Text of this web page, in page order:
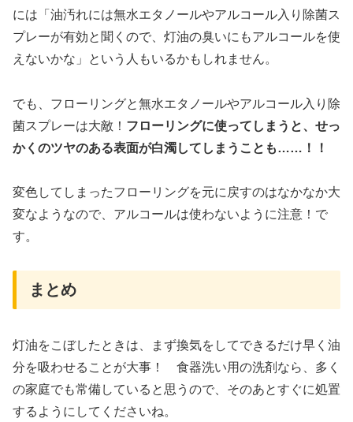
には「油汚れには無水エタノールやアルコール入り除菌ス
プレーが有効と聞くので、灯油の臭いにもアルコールを使
えないかな」という人もいるかもしれません。
でも、フローリングと無水エタノールやアルコール入り除
菌スプレーは大敵！ フローリングに使ってしまうと、せっ
かくのツヤのある表面が白濁してしまうことも……！！
変色してしまったフローリングを元に戻すのはなかなか大
変なようなので、アルコールは使わないように注意！で
す。
まとめ
灯油をこぼしたときは、まず換気をしてできるだけ早く油
分を吸わせることが大事！ 食器洗い用の洗剤なら、多く
の家庭でも常備していると思うので、そのあとすぐに処置
するようにしてくださいね。